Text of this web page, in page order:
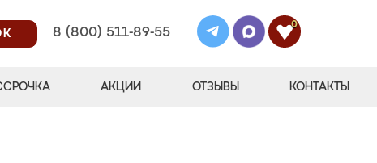
8 (800) 511-89-55
0
АКЦИИ ОТЗЫВЫ КОНТАКТЫ